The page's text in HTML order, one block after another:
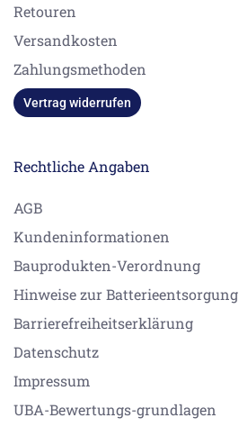
Retouren
Versandkosten
Zahlungsmethoden
Vertrag widerrufen
Rechtliche Angaben
AGB
Kundeninformationen
Bauprodukten-Verordnung
Hinweise zur Batterieentsorgung
Barrierefreiheitserklärung
Datenschutz
Impressum
UBA-Bewertungs-grundlagen